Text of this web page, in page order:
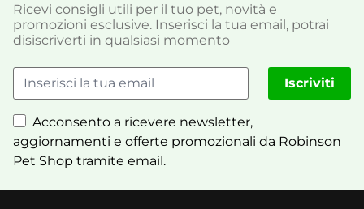
Ricevi consigli utili per il tuo pet, novità e
promozioni esclusive. Inserisci la tua email, potrai
disiscriverti in qualsiasi momento
Acconsento a ricevere newsletter,
aggiornamenti e offerte promozionali da Robinson
Pet Shop tramite email.
Iscriviti